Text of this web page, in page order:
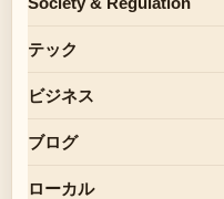
テック
ビジネス
ブログ
ローカル